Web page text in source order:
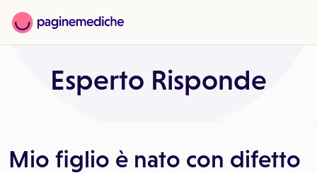
Esperto Risponde
Mio figlio è nato con difetto